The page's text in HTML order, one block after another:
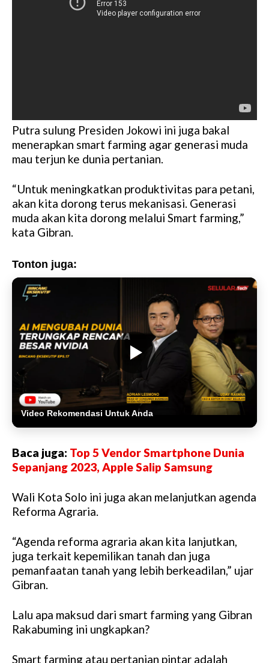
Putra sulung Presiden Jokowi ini juga bakal
menerapkan smart farming agar generasi muda
mau terjun ke dunia pertanian.
“Untuk meningkatkan produktivitas para petani,
akan kita dorong terus mekanisasi. Generasi
muda akan kita dorong melalui Smart farming,”
kata Gibran.
Tonton juga:
Video Rekomendasi Untuk Anda
Baca juga: Top 5 Vendor Smartphone Dunia
Sepanjang 2023, Apple Salip Samsung
Wali Kota Solo ini juga akan melanjutkan agenda
Reforma Agraria.
“Agenda reforma agraria akan kita lanjutkan,
juga terkait kepemilikan tanah dan juga
pemanfaatan tanah yang lebih berkeadilan,” ujar
Gibran.
Lalu apa maksud dari smart farming yang Gibran
Rakabuming ini ungkapkan?
Smart farming atau pertanian pintar adalah